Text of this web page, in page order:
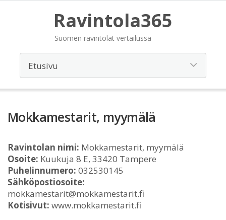
Ravintola365
Suomen ravintolat vertailussa
Mokkamestarit, myymälä
Ravintolan nimi: Mokkamestarit, myymälä
Osoite: Kuukuja 8 E, 33420 Tampere
Puhelinnumero: 032530145
Sähköpostiosoite:
mokkamestarit@mokkamestarit.fi
Kotisivut: www.mokkamestarit.fi